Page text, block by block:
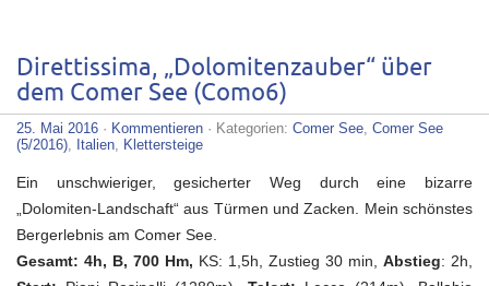
Direttissima, „Dolomitenzauber“ über
dem Comer See (Como6)
25. Mai 2016 · Kommentieren · Kategorien: Comer See, Comer See
(5/2016), Italien, Klettersteige
Ein unschwieriger, gesicherter Weg durch eine bizarre
„Dolomiten-Landschaft“ aus Türmen und Zacken. Mein schönstes
Bergerlebnis am Comer See.
Gesamt: 4h, B, 700 Hm, KS: 1,5h, Zustieg 30 min, Abstieg: 2h,